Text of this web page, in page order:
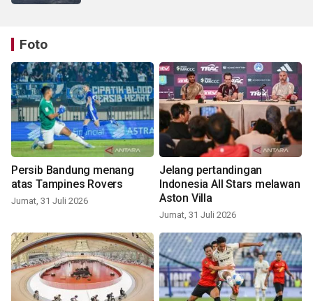
Foto
Persib Bandung menang
atas Tampines Rovers
Jumat, 31 Juli 2026
Jelang pertandingan
Indonesia All Stars melawan
Aston Villa
Jumat, 31 Juli 2026